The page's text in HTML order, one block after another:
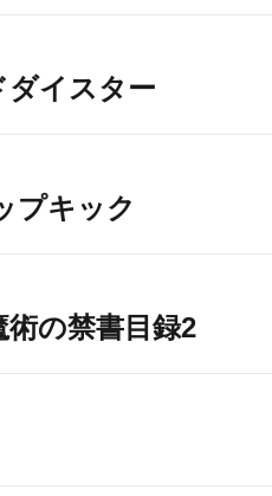
e東京喰種 10台
イスター
プキック
の禁書目録2